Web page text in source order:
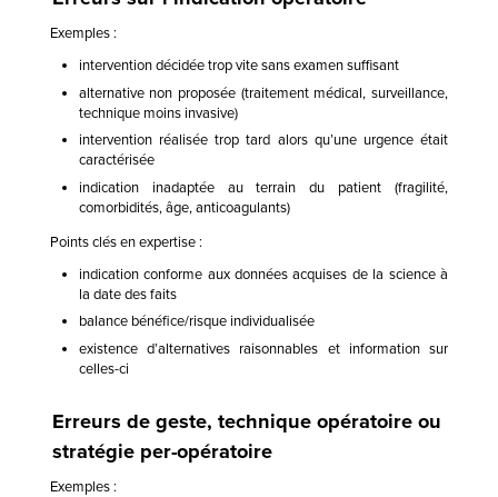
Exemples :
intervention décidée trop vite sans examen suffisant
alternative non proposée (traitement médical, surveillance,
technique moins invasive)
intervention réalisée trop tard alors qu’une urgence était
caractérisée
indication inadaptée au terrain du patient (fragilité,
comorbidités, âge, anticoagulants)
Points clés en expertise :
indication conforme aux données acquises de la science à
la date des faits
balance bénéfice/risque individualisée
existence d’alternatives raisonnables et information sur
celles-ci
Erreurs de geste, technique opératoire ou
stratégie per-opératoire
Exemples :